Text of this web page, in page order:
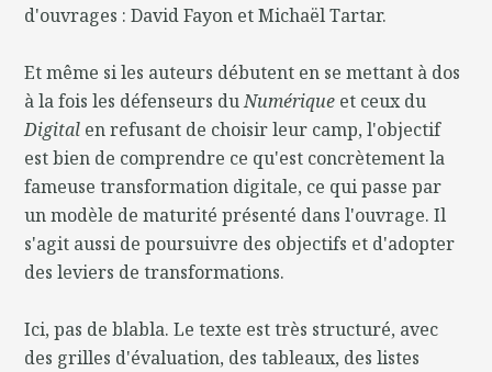
d'ouvrages : David Fayon et Michaël Tartar.
Et même si les auteurs débutent en se mettant à dos
à la fois les défenseurs duNumérique et ceux du
Digital en refusant de choisir leur camp, l'objectif
est bien de comprendre ce qu'est concrètement la
fameuse transformation digitale, ce qui passe par
un modèle de maturité présenté dans l'ouvrage. Il
s'agit aussi de poursuivre des objectifs et d'adopter
des leviers de transformations.
Ici, pas de blabla. Le texte est très structuré, avec
des grilles d'évaluation, des tableaux, des listes